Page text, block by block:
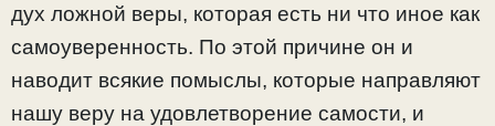
дух ложной веры, которая есть ни что иное как
самоуверенность. По этой причине он и
наводит всякие помыслы, которые направляют
нашу веру на удовлетворение самости, и